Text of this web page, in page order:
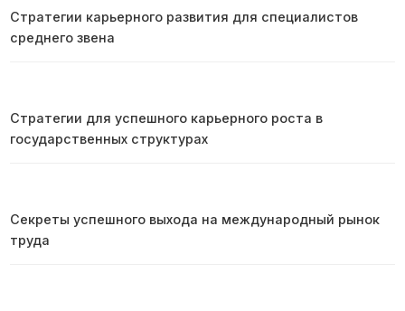
Стратегии карьерного развития для специалистов
среднего звена
Стратегии для успешного карьерного роста в
государственных структурах
Секреты успешного выхода на международный рынок
труда